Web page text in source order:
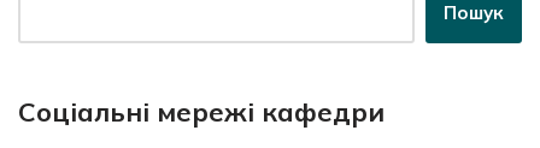
Пошук
Соціальні мережі кафедри